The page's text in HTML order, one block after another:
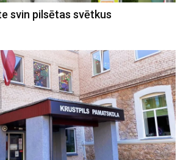
svin pilsētas svētkus